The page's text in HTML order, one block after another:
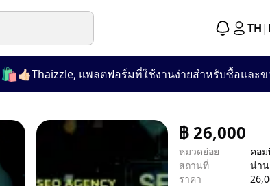
TH|
👍🏻Thaizzle, แพลตฟอร์มที่ใช้งานง่ายสำหรับซื้อและขาย
฿ 26,000
หมวดย่อย
คอม
สถานที่
น่าน
ราคา